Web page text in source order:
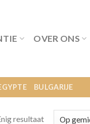
OVER ONS
BULGARIJE
resultaat